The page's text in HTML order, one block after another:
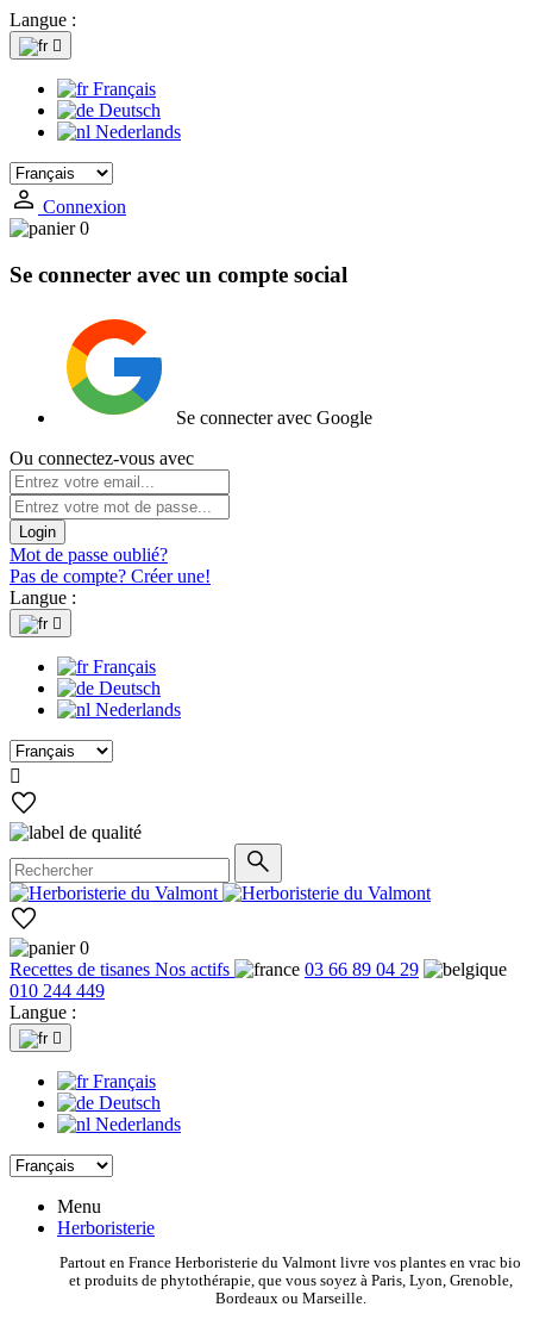
Langue :

Français
Deutsch
Nederlands
Connexion
0
Se connecter avec un compte social
Se connecter avec Google
Ou connectez-vous avec
Login
Mot de passe oublié?
Pas de compte? Créer une!
Langue :

Français
Deutsch
Nederlands

0
Recettes de tisanes Nos actifs
03 66 89 04 29
010 244 449
Langue :

Français
Deutsch
Nederlands
Menu
Herboristerie
Partout en France Herboristerie du Valmont livre vos plantes en vrac bio
et produits de phytothérapie, que vous soyez à Paris, Lyon, Grenoble,
Bordeaux ou Marseille.